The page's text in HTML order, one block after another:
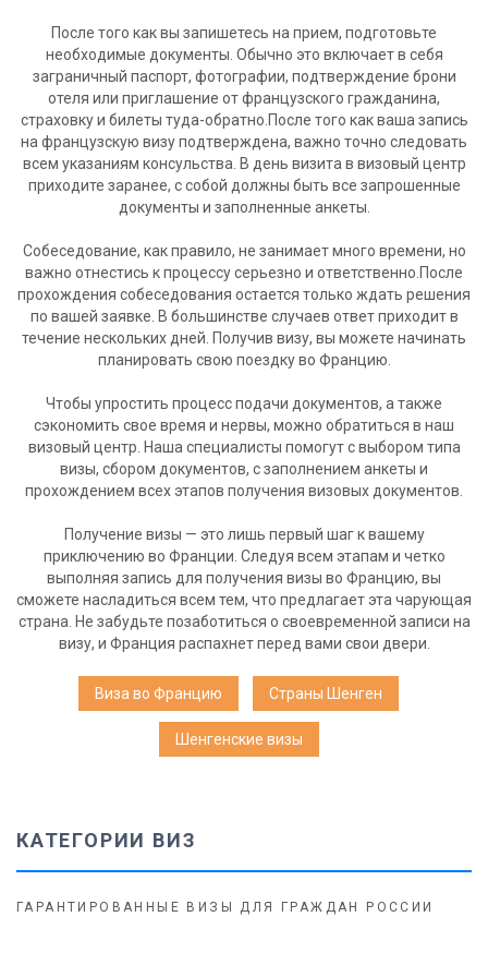
После того как вы запишетесь на прием, подготовьте
необходимые документы. Обычно это включает в себя
заграничный паспорт, фотографии, подтверждение брони
отеля или приглашение от французского гражданина,
страховку и билеты туда-обратно.После того как ваша запись
на французскую визу подтверждена, важно точно следовать
всем указаниям консульства. В день визита в визовый центр
приходите заранее, с собой должны быть все запрошенные
документы и заполненные анкеты.
Собеседование, как правило, не занимает много времени, но
важно отнестись к процессу серьезно и ответственно.После
прохождения собеседования остается только ждать решения
по вашей заявке. В большинстве случаев ответ приходит в
течение нескольких дней. Получив визу, вы можете начинать
планировать свою поездку во Францию.
Чтобы упростить процесс подачи документов, а также
сэкономить свое время и нервы, можно обратиться в наш
визовый центр. Наша специалисты помогут с выбором типа
визы, сбором документов, с заполнением анкеты и
прохождением всех этапов получения визовых документов.
Получение визы — это лишь первый шаг к вашему
приключению во Франции. Следуя всем этапам и четко
выполняя запись для получения визы во Францию, вы
сможете насладиться всем тем, что предлагает эта чарующая
страна. Не забудьте позаботиться о своевременной записи на
визу, и Франция распахнет перед вами свои двери.
Виза во Францию Страны Шенген
Шенгенские визы
КАТЕГОРИИ ВИЗ
ГАРАНТИРОВАННЫЕ ВИЗЫ ДЛЯ ГРАЖДАН РОССИИ